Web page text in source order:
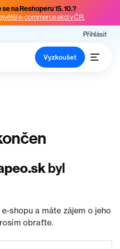
na Reshoperu 15. 10.?
e-commerce akci v ČR.
Přihlásit
Vyzkoušet
byl
shopu a máte zájem o jeho
obraťte.